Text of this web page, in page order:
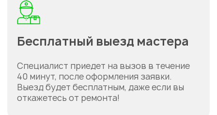
Бесплатный выезд мастера
Специалист приедет на вызов в течение
40 минут, после оформления заявки.
Выезд будет бесплатным, даже если вы
откажетесь от ремонта!